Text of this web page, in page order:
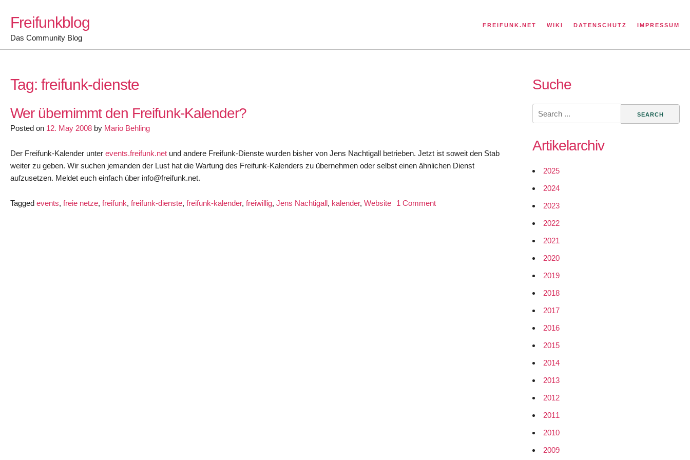
content
Freifunkblog
Das Community Blog
FREIFUNK.NET WIKI DATENSCHUTZ IMPRESSUM
Tag: freifunk-dienste
Wer übernimmt den Freifunk-Kalender?
Posted on 12. May 2008 by Mario Behling
Der Freifunk-Kalender unter events.freifunk.net und andere Freifunk-Dienste wurden bisher von Jens Nachtigall betrieben. Jetzt ist soweit den Stab
weiter zu geben. Wir suchen jemanden der Lust hat die Wartung des Freifunk-Kalenders zu übernehmen oder selbst einen ähnlichen Dienst
aufzusetzen. Meldet euch einfach über info@freifunk.net.
Tagged events, freie netze, freifunk, freifunk-dienste, freifunk-kalender, freiwillig, Jens Nachtigall, kalender, Website 1 Commenton
Suche
Search
for:
Artikelarchiv
2025
2024
2023
2022
2021
2020
2019
2018
2017
2016
2015
2014
2013
2012
2011
2010
2009